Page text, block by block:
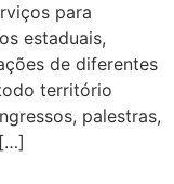
para
estaduais,
de diferentes
território
palestras,